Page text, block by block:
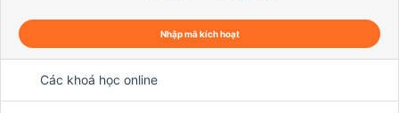
Nhập mã kích hoạt
Các khoá học online